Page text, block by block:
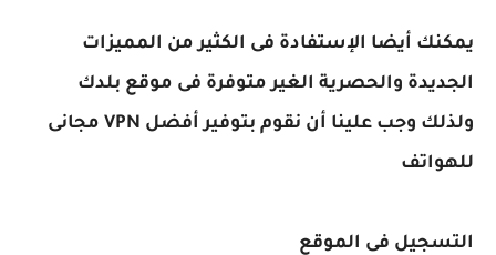
يمكنك أيضا الإستفادة فى الكثير من المميزات
الجديدة والحصرية الغير متوفرة فى موقع بلدك
ولذلك وجب علينا أن نقوم بتوفير أفضل VPN مجانى
للهواتف
التسجيل فى الموقع